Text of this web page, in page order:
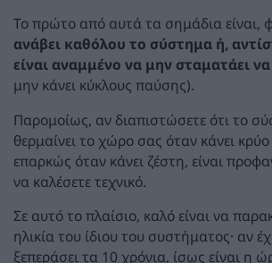
Το πρώτο από αυτά τα σημάδια είναι,
ανάβει καθόλου το σύστημα ή,
είναι αναμμένο να μην σταματάει να
μην κάνει κύκλους παύσης).
Παρομοίως, αν διαπιστώσετε ότι το
θερμαίνει το χώρο σας όταν κάνει
επαρκώς όταν κάνει ζέστη, είναι
να καλέσετε τεχνικό.
Σε αυτό το πλαίσιο, καλό είναι να
ηλικία του ίδιου του συστήματος· αν
ξεπεράσει τα 10 χρόνια, ίσως είναι η